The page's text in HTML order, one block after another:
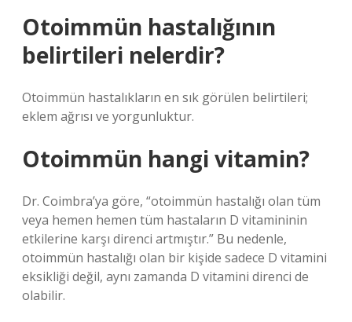
Otoimmün hastalığının
belirtileri nelerdir?
Otoimmün hastalıkların en sık görülen belirtileri;
eklem ağrısı ve yorgunluktur.
Otoimmün hangi vitamin?
Dr. Coimbra’ya göre, “otoimmün hastalığı olan tüm
veya hemen hemen tüm hastaların D vitamininin
etkilerine karşı direnci artmıştır.” Bu nedenle,
otoimmün hastalığı olan bir kişide sadece D vitamini
eksikliği değil, aynı zamanda D vitamini direnci de
olabilir.